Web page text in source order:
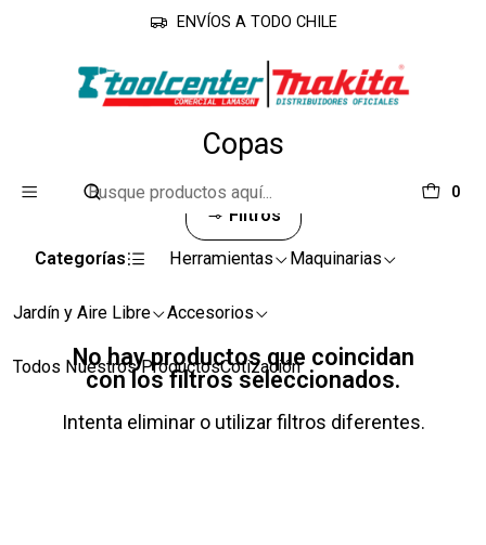
0
Categorías Herramientas Maquinarias
Jardín y Aire Libre Accesorios
Todos Nuestros ProductosCotización
ENVÍOS A TODO CHILE
Inicio Accesorios Copas
Copas
Filtros
No hay productos que coincidan
con los filtros seleccionados.
Intenta eliminar o utilizar filtros diferentes.